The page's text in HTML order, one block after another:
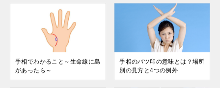
手相でわかること～生命線に島
があったら～
手相のバツ印の意味とは？場所
別の見方と4つの例外